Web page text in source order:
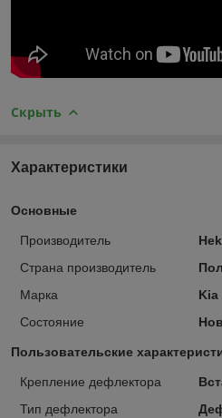
Скрыть
Характеристики
Основные
Производитель
Страна производитель
Марка
Kia
Состояние
Пользовательские
Крепление дефлектора
Тип дефлектора